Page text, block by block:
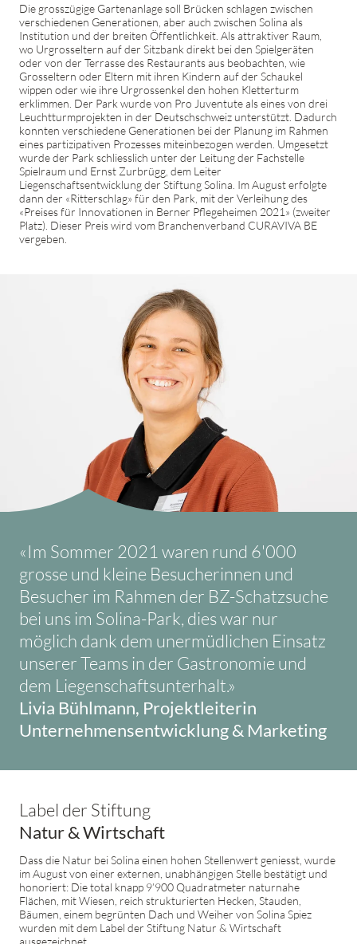
Die grosszügige Gartenanlage soll Brücken schlagen zwischen
verschiedenen Generationen, aber auch zwischen Solina als
Institution und der breiten Öffentlichkeit. Als attraktiver Raum,
wo Urgrosseltern auf der Sitzbank direkt bei den Spielgeräten
oder von der Terrasse des Restaurants aus beobachten, wie
Grosseltern oder Eltern mit ihren Kindern auf der Schaukel
wippen oder wie ihre Urgrossenkel den hohen Kletterturm
erklimmen. Der Park wurde von Pro Juventute als eines von drei
Leuchtturmprojekten in der Deutschschweiz unterstützt. Dadurch
konnten verschiedene Generationen bei der Planung im Rahmen
eines partizipativen Prozesses miteinbezogen werden. Umgesetzt
wurde der Park schliesslich unter der Leitung der Fachstelle
Spielraum und Ernst Zurbrügg, dem Leiter
Liegenschaftsentwicklung der Stiftung Solina. Im August erfolgte
dann der «Ritterschlag» für den Park, mit der Verleihung des
«Preises für Innovationen in Berner Pflegeheimen 2021» (zweiter
Platz). Dieser Preis wird vom Branchenverband CURAVIVA BE
vergeben.
«Im Sommer 2021 waren rund 6'000
grosse und kleine Besucherinnen und
Besucher im Rahmen der BZ-Schatzsuche
bei uns im Solina-Park, dies war nur
möglich dank dem unermüdlichen Einsatz
unserer Teams in der Gastronomie und
dem Liegenschaftsunterhalt.»
Livia Bühlmann, Projektleiterin
Unternehmensentwicklung & Marketing
Label der Stiftung
Natur & Wirtschaft
Dass die Natur bei Solina einen hohen Stellenwert geniesst, wurde
im August von einer externen, unabhängigen Stelle bestätigt und
honoriert: Die total knapp 9’900 Quadratmeter naturnahe
Flächen, mit Wiesen, reich strukturierten Hecken, Stauden,
Bäumen, einem begrünten Dach und Weiher von Solina Spiez
wurden mit dem Label der Stiftung Natur & Wirtschaft